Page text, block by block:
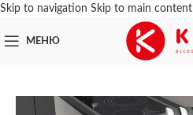
Skip to navigation Skip to main content
МЕНЮ